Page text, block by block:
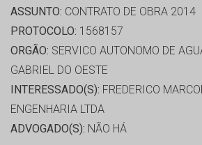
ASSUNTO: CONTRATO DE OBRA 2014
PROTOCOLO: 1568157
ORGÃO: SERVICO AUTONOMO DE
GABRIEL DO OESTE
INTERESSADO(S): FREDERICO
ENGENHARIA LTDA
ADVOGADO(S): NÃO HÁ